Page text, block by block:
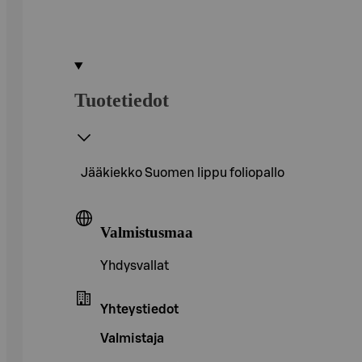
Tuotetiedot
Jääkiekko Suomen lippu foliopallo
Valmistusmaa
Yhdysvallat
Yhteystiedot
Valmistaja